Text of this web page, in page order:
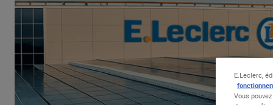
E.Leclerc,
Vous